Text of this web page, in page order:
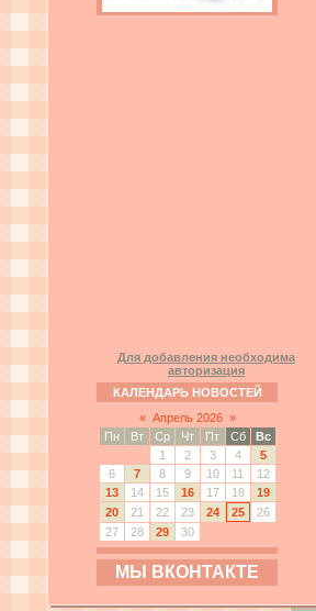
Для добавления необходима
авторизация
КАЛЕНДАРЬ НОВОСТЕЙ
« Апрель 2026 »
Пн
Вт Ср Чт Пт Сб
Вс
1
2 3 4
5
6
7 8 9 10 11
12
13
14 15 16 17 18
19
20
21 22 23 24 25
26
27
28 29 30
МЫ ВКОНТАКТЕ